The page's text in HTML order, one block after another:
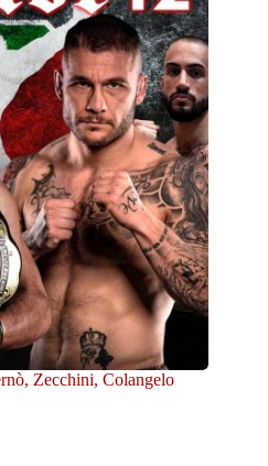
Zecchini, Colangelo